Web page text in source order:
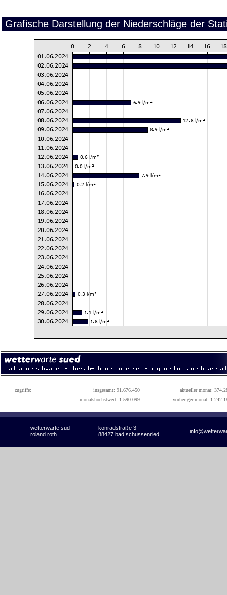
Grafische Darstellung der Niederschläge der
zugriffe: insgesamt: 91.676.450
aktueller monat:
monatshöchstwert: 1.590.099
vorheriger monat:
wetterwarte süd konradstraße 3
roland roth 88427 bad schussenried